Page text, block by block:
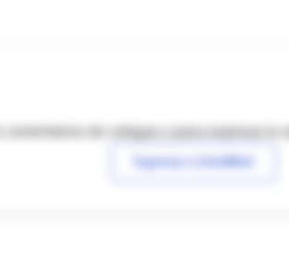
comentarios de colegas o para expresar tu
Ingresar a IntraMed